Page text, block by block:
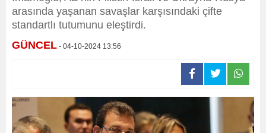
arasında yaşanan savaşlar karşısındaki çifte
standartlı tutumunu eleştirdi.
GÜNCEL - 04-10-2024 13:56